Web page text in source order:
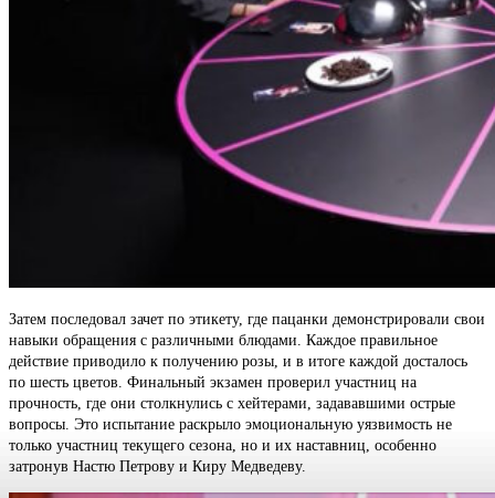
Затем последовал зачет по этикету, где пацанки демонстрировали свои
навыки обращения с различными блюдами. Каждое правильное
действие приводило к получению розы, и в итоге каждой досталось
по шесть цветов. Финальный экзамен проверил участниц на
прочность, где они столкнулись с хейтерами, задававшими острые
вопросы. Это испытание раскрыло эмоциональную уязвимость не
только участниц текущего сезона, но и их наставниц, особенно
затронув Настю Петрову и Киру Медведеву.